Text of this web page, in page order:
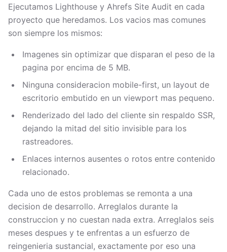
Ejecutamos Lighthouse y Ahrefs Site Audit en cada
proyecto que heredamos. Los vacios mas comunes
son siempre los mismos:
Imagenes sin optimizar que disparan el peso de la
pagina por encima de 5 MB.
Ninguna consideracion mobile-first, un layout de
escritorio embutido en un viewport mas pequeno.
Renderizado del lado del cliente sin respaldo SSR,
dejando la mitad del sitio invisible para los
rastreadores.
Enlaces internos ausentes o rotos entre contenido
relacionado.
Cada uno de estos problemas se remonta a una
decision de desarrollo. Arreglalos durante la
construccion y no cuestan nada extra. Arreglalos seis
meses despues y te enfrentas a un esfuerzo de
reingenieria sustancial, exactamente por eso una